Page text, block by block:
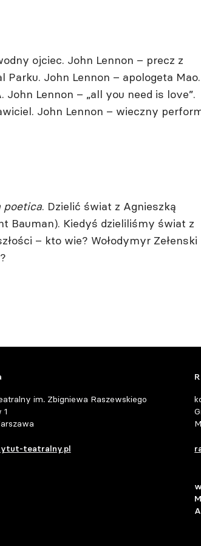
ojciec. John Lennon – precz z
John Lennon – apologeta Mao.
Lennon – „all you need is love”.
John Lennon – wieczny
poetica. Dzielić świat z Agnieszką
Bauman). Kiedyś dzieliliśmy świat z
– kto wie? Wołodymyr Zełenski
im. Zbigniewa Raszewskiego
1
teatralny.pl